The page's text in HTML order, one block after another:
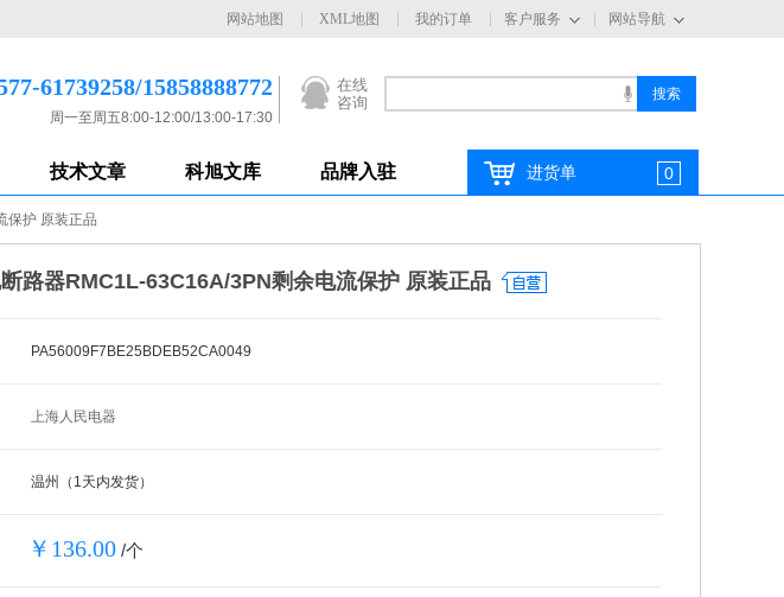
网站导航
客户服务
网站地图 XML地图 我的订单
在线
咨询
15858888772
周一至周五8:00-12:00/13:00-17:30
技术文章 科旭文库 品牌入驻 进货单 0
保护 原装正品
路器RMC1L-63C16A/3PN剩余电流保护 原装正品
PA56009F7BE25BDEB52CA0049
上海人民电器
温州（1天内发货）
￥136.00 /个